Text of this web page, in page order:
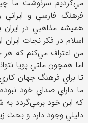
مي‌كرديم سرنوشت ما
فرهنگ فارسي و ايراني
هميشه مذاهبي در
اسلام در فكر نجات
من اعتراف مي‌كنم كه
اما همچون ملتي پويا
تا براي فرهنگ جهان
ما داراي صداي خود
كه اين خود برمي‌گردد به
دليلي وجود دارد و بحث